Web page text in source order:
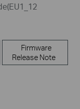
Firmware
Release Note